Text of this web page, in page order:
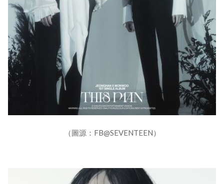
（圖源：FB@SEVENTEEN）